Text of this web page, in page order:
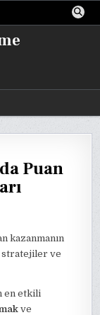
Puan
kazanmanın
stratejiler ve
en etkili
ve